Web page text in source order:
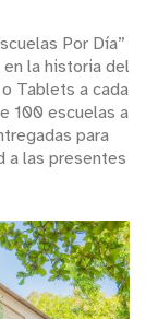
Por Día”
la historia del
Tablets a cada
100 escuelas a
para
a las presentes